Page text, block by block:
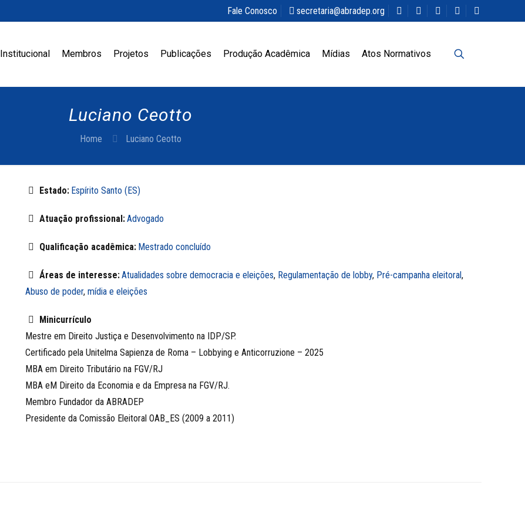
Fale Conosco secretaria@abradep.org
Institucional Membros Projetos Publicações Produção Acadêmica Mídias Atos Normativos
Luciano Ceotto
Home Luciano Ceotto
Estado: Espírito Santo (ES)
Atuação profissional:Advogado
Qualificação acadêmica: Mestrado concluído
Áreas de interesse:Atualidades sobre democracia e eleições, Regulamentação de lobby, Pré-campanha eleitoral,
Abuso de poder, mídia e eleições
Minicurrículo
Mestre em Direito Justiça e Desenvolvimento na IDP/SP.
Certificado pela Unitelma Sapienza de Roma – Lobbying e Anticorruzione – 2025
MBA em Direito Tributário na FGV/RJ
MBA eM Direito da Economia e da Empresa na FGV/RJ.
Membro Fundador da ABRADEP
Presidente da Comissão Eleitoral OAB_ES (2009 a 2011)